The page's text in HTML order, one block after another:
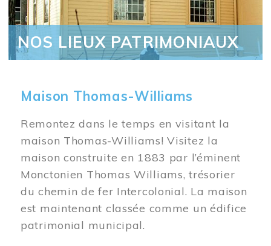
NOS LIEUX PATRIMONIAUX
Maison Thomas-Williams
Remontez dans le temps en visitant la
maison Thomas-Williams! Visitez la
maison construite en 1883 par l’éminent
Monctonien Thomas Williams, trésorier
du chemin de fer Intercolonial. La maison
est maintenant classée comme un édifice
patrimonial municipal.